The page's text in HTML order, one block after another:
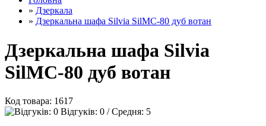
» Дзеркала
» Дзеркальна шафа Silvia SilMC-80 дуб вотан
Дзеркальна шафа Silvia
SilMC-80 дуб вотан
Код товара: 1617
Відгуків: 0 / Средня: 5